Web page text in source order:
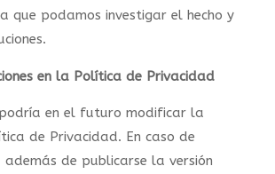
que podamos investigar el hecho y
en la Política de Privacidad
en el futuro modificar la
de Privacidad. En caso de
además de publicarse la versión